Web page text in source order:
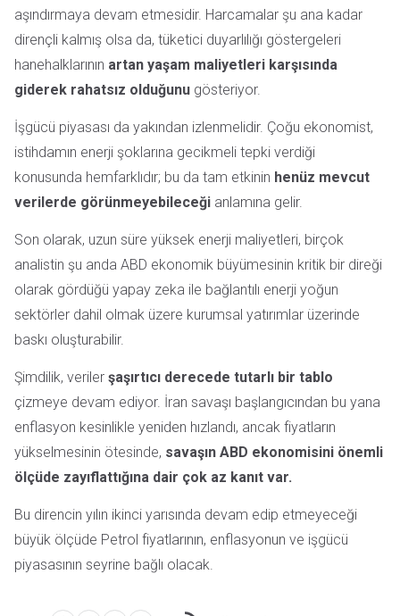
aşındırmaya devam etmesidir. Harcamalar şu ana kadar
dirençli kalmış olsa da, tüketici duyarlılığı göstergeleri
hanehalklarının artan yaşam maliyetleri karşısında
giderek rahatsız olduğunu gösteriyor.
İşgücü piyasası da yakından izlenmelidir. Çoğu ekonomist,
istihdamın enerji şoklarına gecikmeli tepki verdiği
konusunda hemfarklıdır; bu da tam etkinin henüz mevcut
verilerde görünmeyebileceği anlamına gelir.
Son olarak, uzun süre yüksek enerji maliyetleri, birçok
analistin şu anda ABD ekonomik büyümesinin kritik bir direği
olarak gördüğü yapay zeka ile bağlantılı enerji yoğun
sektörler dahil olmak üzere kurumsal yatırımlar üzerinde
baskı oluşturabilir.
Şimdilik, veriler şaşırtıcı derecede tutarlı bir tablo
çizmeye devam ediyor. İran savaşı başlangıcından bu yana
enflasyon kesinlikle yeniden hızlandı, ancak fiyatların
yükselmesinin ötesinde, savaşın ABD ekonomisini önemli
ölçüde zayıflattığına dair çok az kanıt var.
Bu direncin yılın ikinci yarısında devam edip etmeyeceği
büyük ölçüde Petrol fiyatlarının, enflasyonun ve işgücü
piyasasının seyrine bağlı olacak.